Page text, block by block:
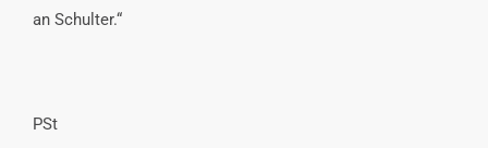
an Schulter.“
PSt